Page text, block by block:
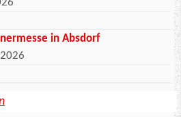
in Absdorf